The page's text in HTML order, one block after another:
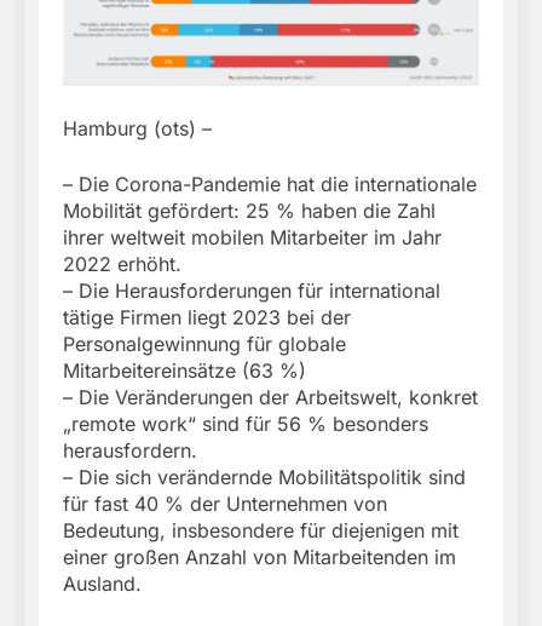
Hamburg (ots) –
– Die Corona-Pandemie hat die internationale
Mobilität gefördert: 25 % haben die Zahl
ihrer weltweit mobilen Mitarbeiter im Jahr
2022 erhöht.
– Die Herausforderungen für international
tätige Firmen liegt 2023 bei der
Personalgewinnung für globale
Mitarbeitereinsätze (63 %)
– Die Veränderungen der Arbeitswelt, konkret
„remote work“ sind für 56 % besonders
herausfordern.
– Die sich verändernde Mobilitätspolitik sind
für fast 40 % der Unternehmen von
Bedeutung, insbesondere für diejenigen mit
einer großen Anzahl von Mitarbeitenden im
Ausland.